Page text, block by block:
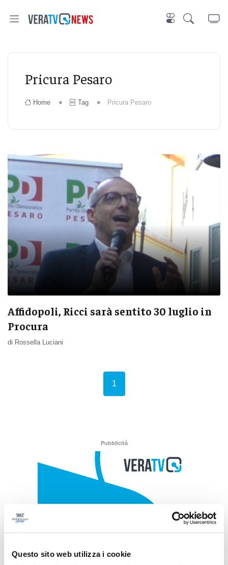
Questo sito web utilizza i cookie
Pricura Pesaro
Home Tag Pricura Pesaro
Affidopoli, Ricci sarà sentito 30 luglio in
Procura
di Rossella Luciani
1
Pubblicità